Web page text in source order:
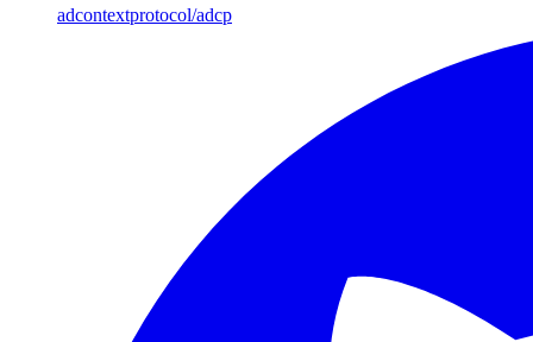
adcontextprotocol/adcp